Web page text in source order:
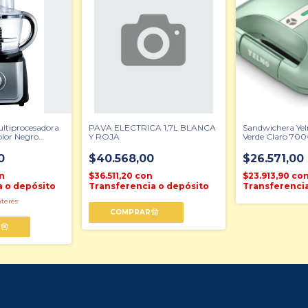
Negro
o depósito
PAVA ELECTRICA 1,7L BLANCA
Y ROJA
$40.568,00
$36.511,20 con
Transferencia o depósito
Sandwichera
Verde Claro
$26.571,00
$23.913,90 con